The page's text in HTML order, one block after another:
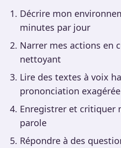
Décrire mon
minutes par jour
Narrer mes actions en
nettoyant
Lire des textes à voix
prononciation exagérée
Enregistrer et critiquer
parole
Répondre à des